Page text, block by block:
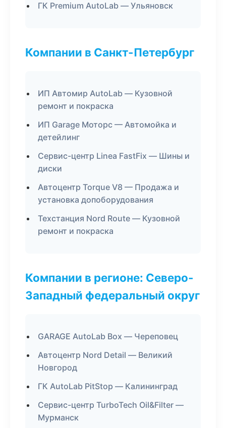
ГК Premium AutoLab — Ульяновск
Компании в Санкт-Петербург
ИП Автомир AutoLab — Кузовной
ремонт и покраска
ИП Garage Моторс — Автомойка и
детейлинг
Сервис-центр Linea FastFix — Шины и
диски
Автоцентр Torque V8 — Продажа и
установка допоборудования
Техстанция Nord Route — Кузовной
ремонт и покраска
Компании в регионе: Северо-
Западный федеральный округ
GARAGE AutoLab Box — Череповец
Автоцентр Nord Detail — Великий
Новгород
ГК AutoLab PitStop — Калининград
Сервис-центр TurboTech Oil&Filter —
Мурманск